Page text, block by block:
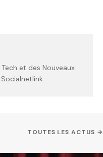
et des Nouveaux
TOUTES LES ACTUS →